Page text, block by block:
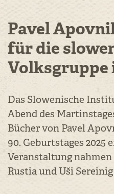
Pavel
für die
Volksgruppe
Das Slowenische
Abend des
Bücher von Pavel
90. Geburtstages 2025
Veranstaltung
Rustia und Uši